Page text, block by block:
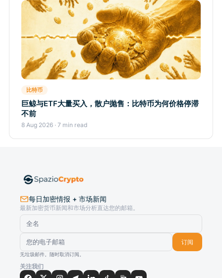
比特币
巨鲸与ETF大量买入，散户抛售：比特币为何价格停滞
不前
8 Aug 2026 · 7 min read
每日加密情报 + 市场新闻
最新加密货币新闻和市场分析直达您的邮箱。
订阅
无垃圾邮件。随时取消订阅。
关注我们